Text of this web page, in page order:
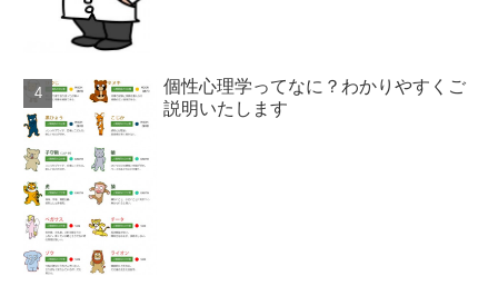
個性心理学ってなに？わかりやすくご
説明いたします